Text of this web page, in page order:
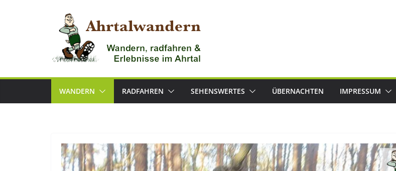
WANDERN RADFAHREN SEHENSWERTES ÜBERNACHTEN IMPRESSUM